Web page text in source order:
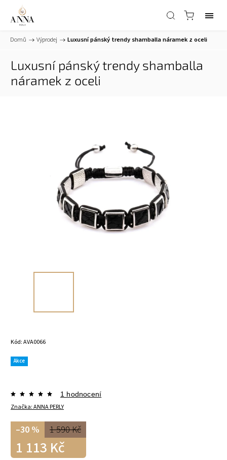
Domů / Výprodej / Luxusní pánský trendy shamballa náramek z oceli
Luxusní pánský trendy shamballa
náramek z oceli
Kód:AVA0066
Akce
Značka:ANNA PERLY
1 hodnocení
1 590 Kč
–30 %
1 113 Kč